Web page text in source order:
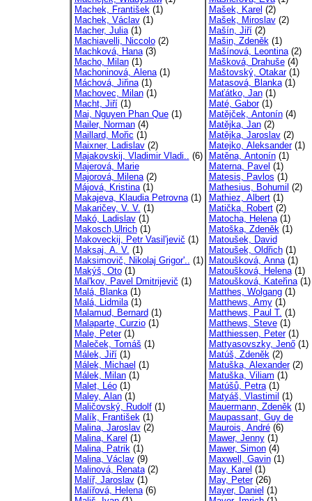
Machek, František(1)
Machek, Václav(1)
Macher, Julia(1)
Machiavelli, Niccolo(2)
Machková, Hana(3)
Macho, Milan(1)
Machoninová, Alena(1)
Máchová, Jiřina(1)
Machovec, Milan(1)
Macht, Jiří(1)
Mai, Nguyen Phan Que(1)
Mailer, Norman(4)
Maillard, Mořic (1)
Maixner, Ladislav(2)
Majakovskij, Vladimir Vladi.. (6)
Majerová, Marie
Majorová, Milena(2)
Májová, Kristina(1)
Makajeva, Klaudia Petrovna(1)
Makaričev, V. V. (1)
Makó, Ladislav(1)
Makosch,Ulrich(1)
Makoveckij, Petr Vasil'jevič (1)
Maksaj, A. V. (1)
Maksimovič, Nikolaj Grigor'.. (1)
Makýš, Oto(1)
Mal'kov, Pavel Dmitrijevič (1)
Malá, Blanka(1)
Malá, Lidmila(1)
Malamud, Bernard (1)
Malaparte, Curzio(1)
Male, Peter(1)
Maleček, Tomáš (1)
Málek, Jiří(1)
Málek, Michael (1)
Málek, Milan(1)
Malet, Léo(1)
Maley, Alan(1)
Maličovský, Rudolf(1)
Malík, František(1)
Malina, Jaroslav(2)
Malina, Karel (1)
Malina, Patrik(1)
Malina, Václav(9)
Malinová, Renata(2)
Malíř, Jaroslav(1)
Malířová, Helena(6)
Mašek, Karel (2)
Mašek, Miroslav(2)
Mašín, Jiří(2)
Mašin, Zdeněk(1)
Mašínová, Leontina(2)
Mašková, Drahuše(4)
Maštovský, Otakar(1)
Matasová, Blanka(1)
Maťátko, Jan(1)
Maté, Gabor(1)
Matějček, Antonín(4)
Matějka, Jan(2)
Matějka, Jaroslav(2)
Matejko, Aleksander(1)
Matěna, Antonín(1)
Materna, Pavel (1)
Matesis, Pavlos (1)
Mathesius, Bohumil (2)
Mathiez, Albert(1)
Matička, Robert(2)
Matocha, Helena(1)
Matoška, Zdeněk(1)
Matoušek, David
Matoušek, Oldřich(1)
Matoušková, Anna(1)
Matoušková, Helena(1)
Matoušková, Kateřina(1)
Matthes, Wolgang(1)
Matthews, Amy(1)
Matthews, Paul T. (1)
Matthews, Steve(1)
Matthiessen, Peter(1)
Mattyasovszky, Jenő(1)
Matúš, Zdeněk(2)
Matuška, Alexander(2)
Matuška, Viliam (1)
Matúšů, Petra(1)
Matyáš, Vlastimil (1)
Mauermann, Zdeněk(1)
Maupassant, Guy de
Maurois, André(6)
Mawer, Jenny(1)
Mawer, Simon(4)
Maxwell, Gavin(1)
May, Karel (1)
May, Peter(26)
Mayer, Daniel (1)